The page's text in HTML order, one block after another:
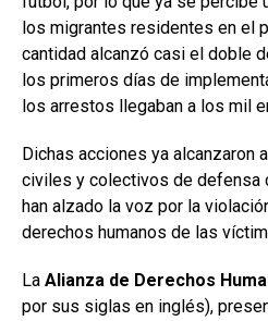
los migrantes residentes en el
cantidad alcanzó casi el doble
los primeros días de
los arrestos llegaban a los mil
Dichas acciones ya alcanzaron
civiles y colectivos de defensa
han alzado la voz por la
derechos humanos de las
La Alianza de Derechos
por sus siglas en inglés),